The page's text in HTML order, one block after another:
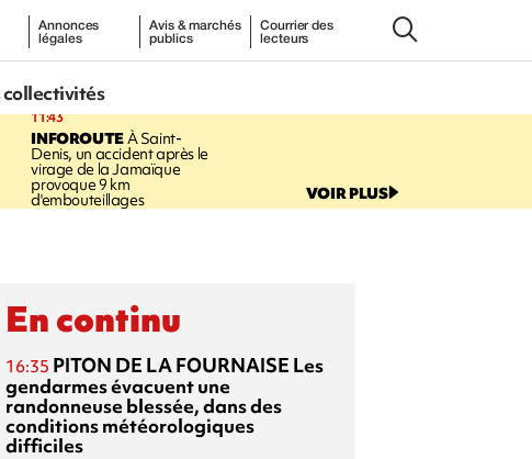
Annonces
légales
Avis & marchés
publics
Courrier des
lecteurs
collectivités
11:43
INFOROUTEÀ Saint-
Denis, un accident après le
virage de la Jamaïque
provoque 9 km
d'embouteillages VOIR PLUS
En continu
16:35 PITON DE LA FOURNAISE Les
gendarmes évacuent une
randonneuse blessée, dans des
conditions météorologiques
difficiles